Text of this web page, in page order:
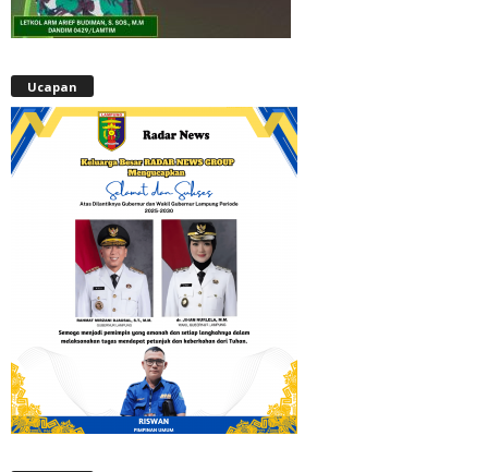
Ucapan